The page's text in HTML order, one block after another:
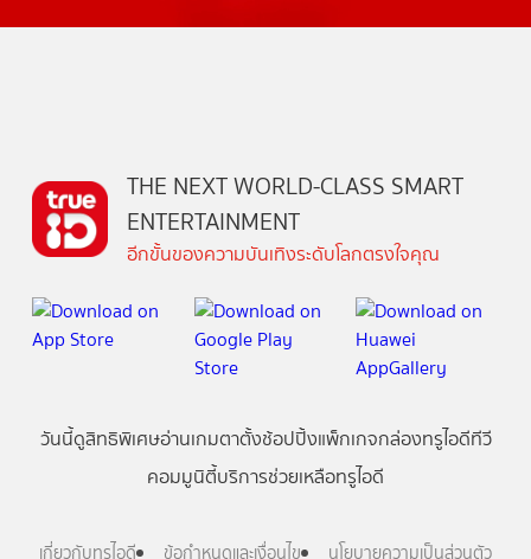
THE NEXT WORLD-CLASS SMART
ENTERTAINMENT
อีกขั้นของความบันเทิงระดับโลกตรงใจคุณ
วันนี้ดูสิทธิพิเศษอ่านเกมตาตั้งช้อปปิ้งแพ็กเกจกล่องทรูไอดีทีวี
คอมมูนิตี้บริการช่วยเหลือทรูไอดี
เกี่ยวกับทรูไอดี ข้อกำหนดและเงื่อนไข นโยบายความเป็นส่วนตัว